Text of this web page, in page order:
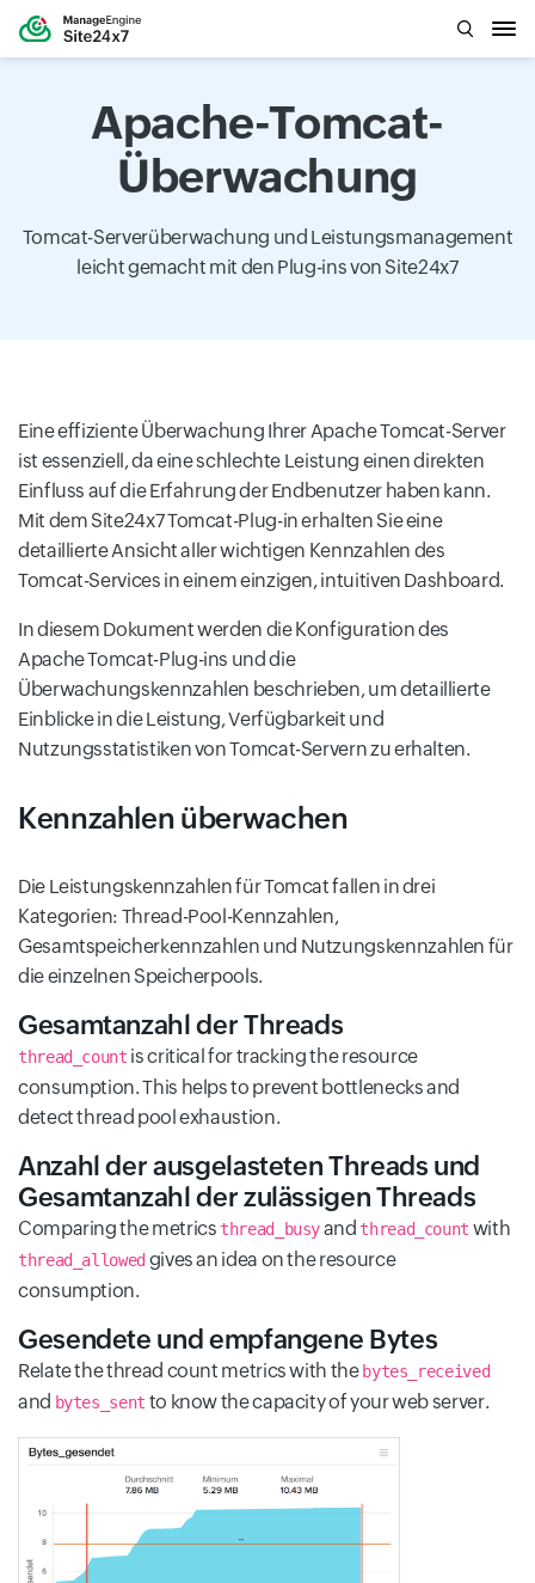
Apache-Tomcat-
Überwachung
Tomcat-Serverüberwachung und Leistungsmanagement
leicht gemacht mit den Plug-ins von Site24x7
Eine effiziente Überwachung Ihrer Apache Tomcat-Server
ist essenziell, da eine schlechte Leistung einen direkten
Einfluss auf die Erfahrung der Endbenutzer haben kann.
Mit dem Site24x7 Tomcat-Plug-in erhalten Sie eine
detaillierte Ansicht aller wichtigen Kennzahlen des
Tomcat-Services in einem einzigen, intuitiven Dashboard.
In diesem Dokument werden die Konfiguration des
Apache Tomcat-Plug-ins und die
Überwachungskennzahlen beschrieben, um detaillierte
Einblicke in die Leistung, Verfügbarkeit und
Nutzungsstatistiken von Tomcat-Servern zu erhalten.
Kennzahlen überwachen
Die Leistungskennzahlen für Tomcat fallen in drei
Kategorien: Thread-Pool-Kennzahlen,
Gesamtspeicherkennzahlen und Nutzungskennzahlen für
die einzelnen Speicherpools.
Gesamtanzahl der Threads
thread_count is critical for tracking the resource
consumption. This helps to prevent bottlenecks and
detect thread pool exhaustion.
Anzahl der ausgelasteten Threads und
Gesamtanzahl der zulässigen Threads
Comparing the metrics thread_busyand thread_count with
thread_allowedgives an idea on the resource
consumption.
Gesendete und empfangene Bytes
Relate the thread count metrics with the bytes_received
and bytes_sent to know the capacity of your web server.